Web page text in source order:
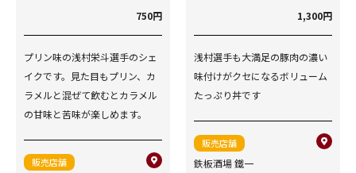
750円
プリン味の浅村栄斗選手のシェ
イクです。見た目もプリン、カ
ラメルと混ぜて飲むとカラメル
の甘味と苦味が楽しめます。
販売店舗
1,300円
浅村選手も大満足の豚肉の濃い
味付けがクセになるボリューム
たっぷり丼です
販売店舗
鉄板酒場 鐵一